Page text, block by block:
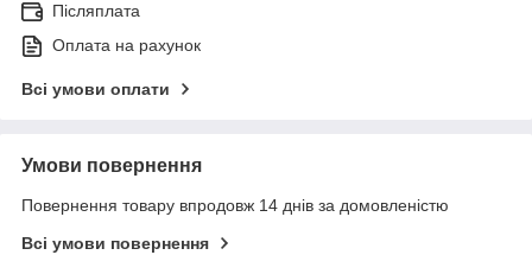
Післяплата
Оплата на рахунок
Всі умови оплати
Умови повернення
Повернення товару впродовж 14 днів за домовленістю
Всі умови повернення